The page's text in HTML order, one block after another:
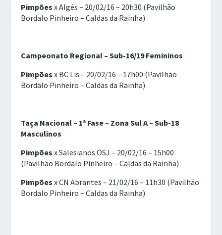
Pimpões x Algés – 20/02/16 – 20h30 (Pavilhão
Bordalo Pinheiro – Caldas da Rainha)
Campeonato Regional – Sub-16/19 Femininos
Pimpões x BC Lis – 20/02/16 – 17h00 (Pavilhão
Bordalo Pinheiro – Caldas da Rainha)
Taça Nacional – 1ª Fase – Zona Sul A – Sub-18
Masculinos
Pimpões x Salesianos OSJ – 20/02/16 – 15h00
(Pavilhão Bordalo Pinheiro – Caldas da Rainha)
Pimpões x CN Abrantes – 21/02/16 – 11h30 (Pavilhão
Bordalo Pinheiro – Caldas da Rainha)